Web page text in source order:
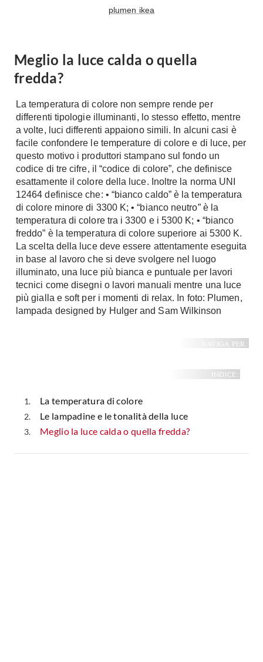
Memory Foam
Reti Letto
Consigli materassi
Bagno
Arredo Bagno
Sanitari
Cabine Doccia
Idromassaggio
Accessori Bagno
Rubinetteria
Vasche da Bagno
Giardino
Arredo giardino
Tende da sole
Cotto
Resina
Parquet
Gres
Laminato
Moquette
Carta da parati
Pavimenti esterni
Fai da Te
Fai da te in giardino
Il fai da te in bagno
Casa fai da te
plumen ikea
Meglio la luce calda o quella
fredda?
La temperatura di colore non sempre rende per
differenti tipologie illuminanti, lo stesso effetto, mentre
a volte, luci differenti appaiono simili. In alcuni casi è
facile confondere le temperature di colore e di luce, per
questo motivo i produttori stampano sul fondo un
codice di tre cifre, il “codice di colore”, che definisce
esattamente il colore della luce. Inoltre la norma UNI
12464 definisce che: • “bianco caldo” è la temperatura
di colore minore di 3300 K; • “bianco neutro” è la
temperatura di colore tra i 3300 e i 5300 K; • “bianco
freddo” è la temperatura di colore superiore ai 5300 K.
La scelta della luce deve essere attentamente eseguita
in base al lavoro che si deve svolgere nel luogo
illuminato, una luce più bianca e puntuale per lavori
tecnici come disegni o lavori manuali mentre una luce
più gialla e soft per i momenti di relax. In foto: Plumen,
lampada designed by Hulger and Sam Wilkinson
NAVIGA PER:
INDICE:
La temperatura di colore
Le lampadine e le tonalità della luce
Meglio la luce calda o quella fredda?